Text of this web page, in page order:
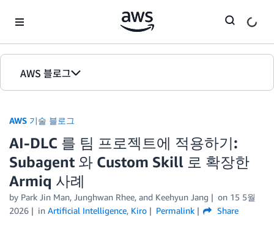
AWS 블로그
홈
에디션
AWS 기술 블로그
AI-DLC 를 팀 프로젝트에 적용하기:
Subagent 와 Custom Skill 로 확장한
Armiq 사례
by Park Jin Man, Junghwan Rhee, and Keehyun Jang on 15 5월
2026
in Artificial Intelligence, Kiro Permalink Share